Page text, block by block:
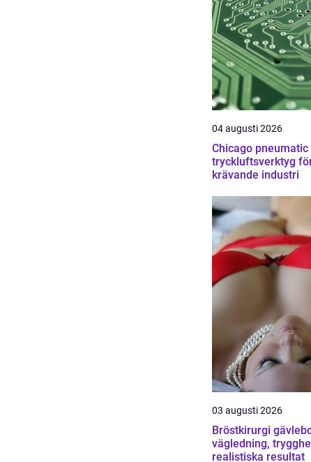
04 augusti 2026
Chicago pneumatic
tryckluftsverktyg
krävande industri
03 augusti 2026
Bröstkirurgi
vägledning,
realistiska resultat